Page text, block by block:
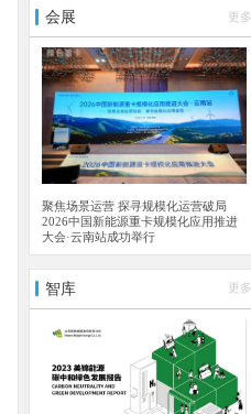
会展 更多
聚焦场景运营 探寻规模化运营破局
2026中国新能源重卡规模化应用推进
大会·云南站成功举行
智库 更多